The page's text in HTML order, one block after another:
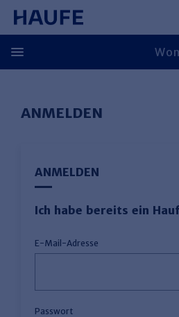
Springe direkt zum
Zum Hauptinhalt springen
Zur Navigation springen
Zur Suche springen
ANMELDEN
ANMELDEN
Ich habe bereits ein
E-Mail-Adresse
Passwort